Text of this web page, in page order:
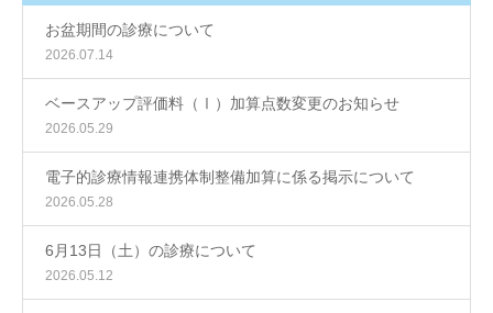
お盆期間の診療について
2026.07.14
ベースアップ評価料（Ⅰ）加算点数変更のお知らせ
2026.05.29
電子的診療情報連携体制整備加算に係る掲示について
2026.05.28
6月13日（土）の診療について
2026.05.12